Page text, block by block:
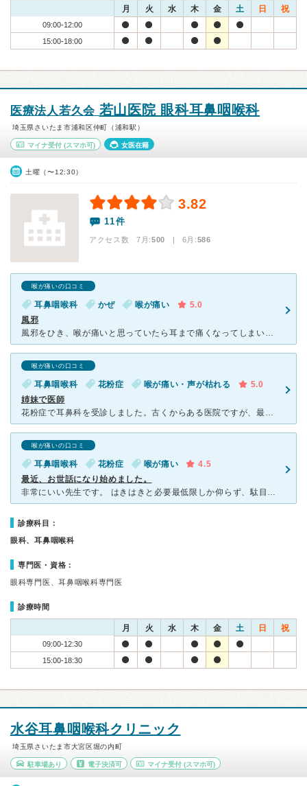
月 火 水 木 金 土 日 祝
09:00-12:00
15:00-18:00
医療法人若久会 若山医院 眼科耳鼻咽喉科
埼玉県さいたま市浦和区仲町（浦和駅）
マイナ受付 (スマホ可) 女医在籍
土曜（〜12:30）
3.82
11件
アクセス数 7月:500 | 6月:586
喉が痛いの口コミ
耳鼻咽喉科 かぜ 喉が痛い
5.0
風邪
風邪をひき、喉が痛いと思っていたら耳まで痛くなってしまい、急遽お世話になりました。 姉妹でやっている病院で、眼科と耳鼻科が病院の中で分かれて設置されています。 今回は耳鼻科にかかりましたが、待ち時
喉が痛いの口コミ
耳鼻咽喉科 花粉症 喉が痛い・声が枯れる
5.0
姉妹で医師
花粉症で耳鼻科を受診しました。古くからある医院ですが、最近改装したので通い初めました。設備も、待合室から各科へ入る導線も良くなりました。 肝っ玉母さんのような40代位の女医さんで(すみません)落ち着
喉が痛いの口コミ
耳鼻咽喉科 花粉症 喉が痛い
4.5
最近、お世話になり始めました。
非常にいい先生です。 はきはきと必要最低限しか仰らず、駄目なものは駄目と仰って下さるし診療時間も短くて済む。この先生は信頼できると初診で思いました。 現在二度、受診しています。 出さ
診療科目：
眼科、耳鼻咽喉科
専門医・資格：
眼科専門医、耳鼻咽喉科専門医
診療時間
月 火 水 木 金 土 日 祝
09:00-12:30
15:00-18:30
水谷耳鼻咽喉科クリニック
埼玉県さいたま市大宮区堀の内町
駐車場あり 電子決済可 マイナ受付 (スマホ可)